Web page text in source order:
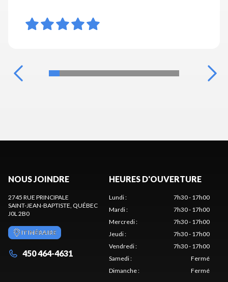
NOUS JOINDRE
2745 RUE PRINCIPALE
SAINT-JEAN-BAPTISTE , QUÉBEC
J0L 2B0
ITINÉRAIRE
450 464-4631
HEURES D'OUVERTURE
Lundi:
7h30 - 17h00
Mardi:
7h30 - 17h00
Mercredi:
7h30 - 17h00
Jeudi:
7h30 - 17h00
Vendredi:
7h30 - 17h00
Samedi:
Fermé
Dimanche: Fermé